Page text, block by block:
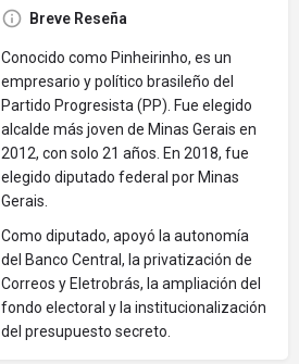
Breve Reseña
Conocido como Pinheirinho, es un
empresario y político brasileño del
Partido Progresista (PP). Fue elegido
alcalde más joven de Minas Gerais en
2012, con solo 21 años. En 2018, fue
elegido diputado federal por Minas
Gerais.
Como diputado, apoyó la autonomía
del Banco Central, la privatización de
Correos y Eletrobrás, la ampliación del
fondo electoral y la institucionalización
del presupuesto secreto.